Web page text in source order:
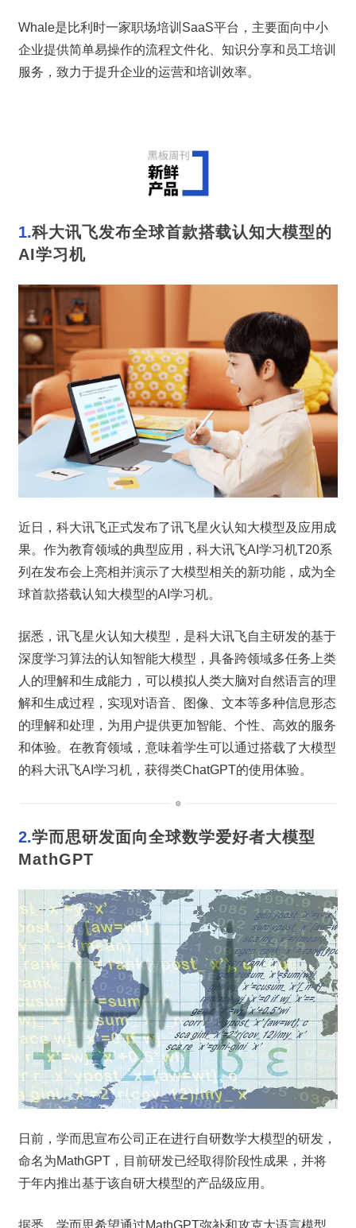
Whale是比利时一家职场培训SaaS平台，主要面向中小
企业提供简单易操作的流程文件化、知识分享和员工培训
服务，致力于提升企业的运营和培训效率。
1.科大讯飞发布全球首款搭载认知大模型的
AI学习机
近日，科大讯飞正式发布了讯飞星火认知大模型及应用成
果。作为教育领域的典型应用，科大讯飞AI学习机T20系
列在发布会上亮相并演示了大模型相关的新功能，成为全
球首款搭载认知大模型的AI学习机。
据悉，讯飞星火认知大模型，是科大讯飞自主研发的基于
深度学习算法的认知智能大模型，具备跨领域多任务上类
人的理解和生成能力，可以模拟人类大脑对自然语言的理
解和生成过程，实现对语音、图像、文本等多种信息形态
的理解和处理，为用户提供更加智能、个性、高效的服务
和体验。在教育领域，意味着学生可以通过搭载了大模型
的科大讯飞AI学习机，获得类ChatGPT的使用体验。
2.学而思研发面向全球数学爱好者大模型
MathGPT
日前，学而思宣布公司正在进行自研数学大模型的研发，
命名为MathGPT，目前研发已经取得阶段性成果，并将
于年内推出基于该自研大模型的产品级应用。